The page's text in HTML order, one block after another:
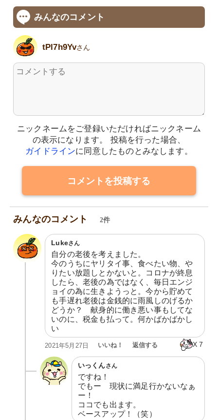
みんなのコメント
tPl7h9Yvさん
ニックネームをご登録いただければニックネーム
の表示になります。
投稿を行った場合、
ガイドラインに同意したものとみなします。
コメントを投稿する
みんなのコメント 2件
Lukeさん
自分の老後を考えました。
今のうちにヤリタイ事、食べたい物、や
りたい放題しとかないと。コロナが終息
したら、老後の為ではなく、毎日エンジ
ョイの為に生きようっと。今から貯めて
も手遅れ老後は金銭的に雨風しのげるか
どうか？　献身的に働き悪い事もしてな
いのに、税金も払って。何かばかばかし
い
X7
2021年5月27日 いいね！ 返信する
いっくんさん
ですね！
でもー　現状に満足行かないなぁ
ー！
ココでも出ます。
ベースアップ！（笑）